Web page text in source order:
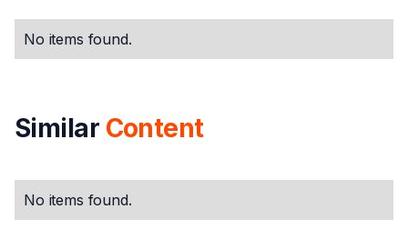
No items found.
Similar Content
No items found.